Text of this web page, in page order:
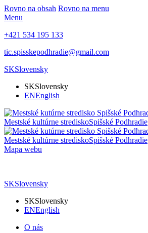
Rovno na obsah Rovno na menu
Menu
+421 534 195 133
tic.spisskepodhradie@gmail.com
SKSlovensky
SKSlovensky
ENEnglish
Mestské kultúrne strediskoSpišské Podhradie
Mestské kultúrne strediskoSpišské Podhradie
Mapa webu
SKSlovensky
SKSlovensky
ENEnglish
O nás